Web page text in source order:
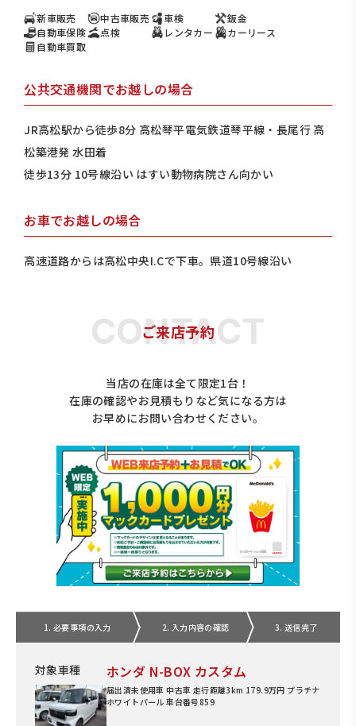
新車販売 中古車販売 車検
鈑金
自動車保険
点検 レンタカー
カーリース
自動車買取
公共交通機関でお越しの場合
JR高松駅から徒歩8分 高松琴平電気鉄道琴平線・長尾行 高
松築港発 水田着
徒歩13分 10号線沿い はすい動物病院さん向かい
お車でお越しの場合
高速道路からは高松中央I.Cで下車。県道10号線沿い
ご来店予約
当店の在庫は全て限定1台！
在庫の確認やお見積もりなど気になる方は
お早めにお問い合わせください。
1. 必要事項の入力 2. 入力内容の確認 3. 送信完了
対象車種 ホンダ N-BOX カスタム
届出済未使用車 中古車 走行距離3km 179.9万円 プラチナ
ホワイトパール 車台番号859